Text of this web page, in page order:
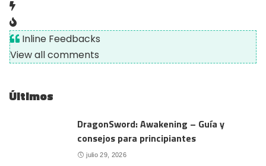
Inline Feedbacks
View all comments
Últimos
DragonSword: Awakening – Guía y
consejos para principiantes
julio 29, 2026